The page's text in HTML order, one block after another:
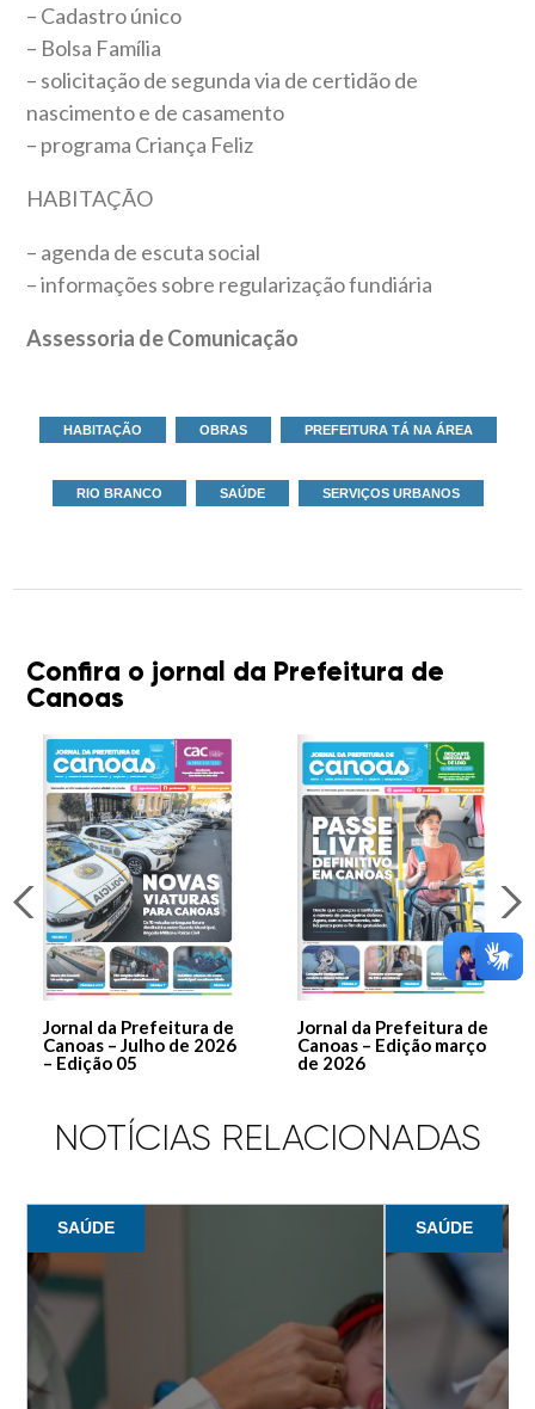
– Cadastro único
– Bolsa Família
– solicitação de segunda via de certidão de
nascimento e de casamento
– programa Criança Feliz
HABITAÇÃO
– agenda de escuta social
– informações sobre regularização fundiária
Assessoria de Comunicação
HABITAÇÃO OBRAS PREFEITURA TÁ NA ÁREA
RIO BRANCO SAÚDE SERVIÇOS URBANOS
Confira o jornal da Prefeitura de
Canoas
Jornal da Prefeitura de
Canoas – Julho de 2026
– Edição 05
Jornal da Prefeitura de
Canoas – Edição março
de 2026
NOTÍCIAS RELACIONADAS
SAÚDE SAÚDE